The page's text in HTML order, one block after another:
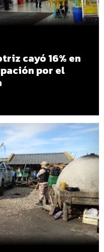
cayó 16% en
por el